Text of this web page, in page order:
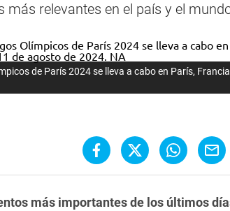
más relevantes en el país y el
de París 2024 se lleva a cabo en París,
más importantes de los últimos